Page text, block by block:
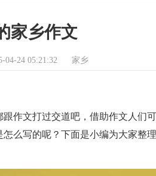
家乡作文
04-24 05:21:32 家乡
文打过交道吧，借助作文人们
么写的呢？下面是小编为大家整